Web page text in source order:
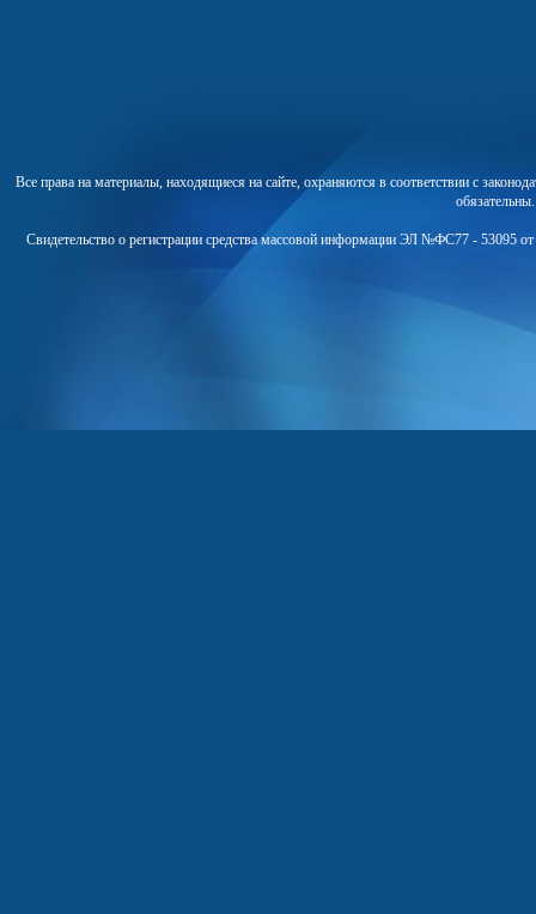
Все права на материалы, находящиеся на сайте, охраняются в соответствии с
Свидетельство о регистрации средства массовой информации ЭЛ №ФС77 - 53095